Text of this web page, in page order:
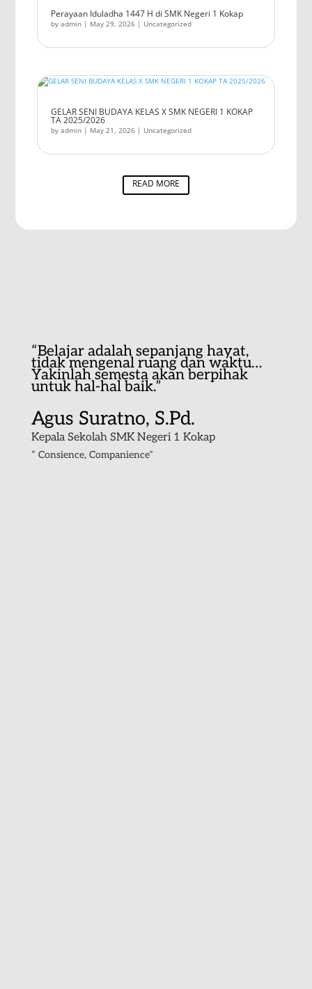
Perayaan Iduladha 1447 H di SMK Negeri 1 Kokap
by admin| May 29, 2026| Uncategorized
GELAR SENI BUDAYA KELAS X SMK NEGERI 1 KOKAP
TA 2025/2026
by admin| May 21, 2026| Uncategorized
READ MORE
“Belajar adalah sepanjang hayat,
tidak mengenal ruang dan waktu…
Yakinlah semesta akan berpihak
untuk hal-hal baik.”
Agus Suratno, S.Pd.
Kepala Sekolah SMK Negeri 1 Kokap
” Consience, Companience”